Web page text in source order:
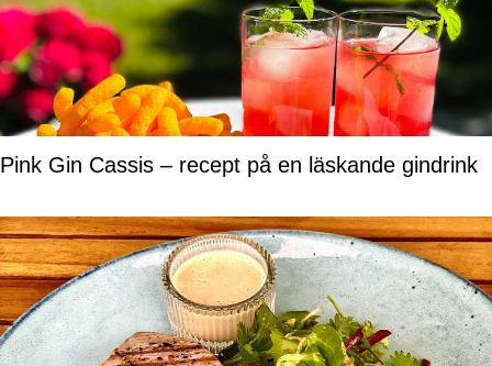
Pink Gin Cassis – recept på en läskande gindrink